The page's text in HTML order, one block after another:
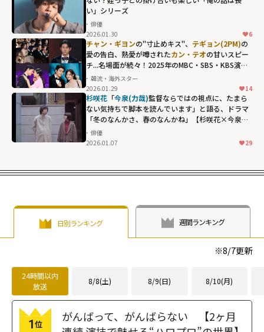
い」シリーズ
俳優
2026.01.30
6
テギョン(2PM)の
愛の告白、熱愛
が噂されたカ
ン・テオの甘い
のMBC・SBS・
【受賞結果まと
width="304"
loading="lazy"
fetchpriority="h
igh">
チャン・ギヨンの"寸止めキス"、 テギョン(2PM)の
愛の告白、熱愛が噂されたカン・テオの甘いスピー
チ...名場面が続々！2025年のMBC・SBS・KBS演技
大賞【受賞結果まとめ】
韓流・海外スター
2026.01.29
14
杉咲花 「今泉(力哉)監督ならではの視点に、たまら
ない気持ちで脚本を読んでいます」と語る、ドラマ
「冬のなんかさ、春のなんかね」【杉咲花×今泉力
哉対談インタビュー】
俳優
2026.01.07
29
日別ランキング 週間ランキング
※8/7更新
24時間以内
放送
8/8(土) 8/9(日) 8/10(月)
1位
がんばって、がんばらない 【2ヶ月